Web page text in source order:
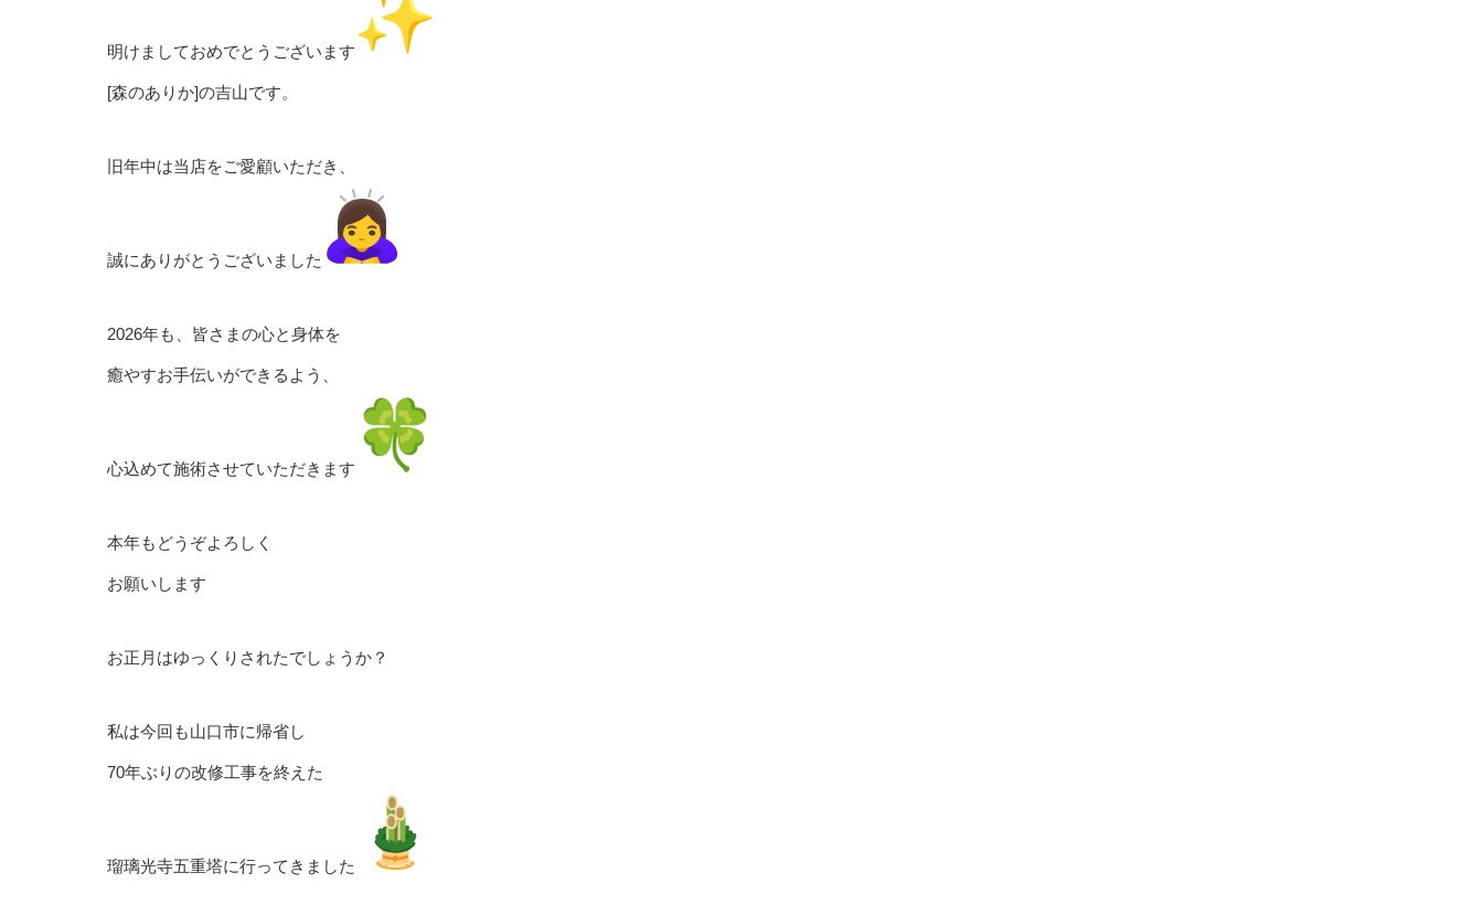
明けましておめでとうございます
[森のありか]の吉山です。
旧年中は当店をご愛顧いただき、
誠にありがとうございました
2026年も、皆さまの心と身体を
癒やすお手伝いができるよう、
心込めて施術させていただきます
本年もどうぞよろしく
お願いします
お正月はゆっくりされたでしょうか？
私は今回も山口市に帰省し
70年ぶりの改修工事を終えた
瑠璃光寺五重塔に行ってきました